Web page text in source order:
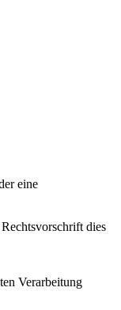
eine
dies
Verarbeitung